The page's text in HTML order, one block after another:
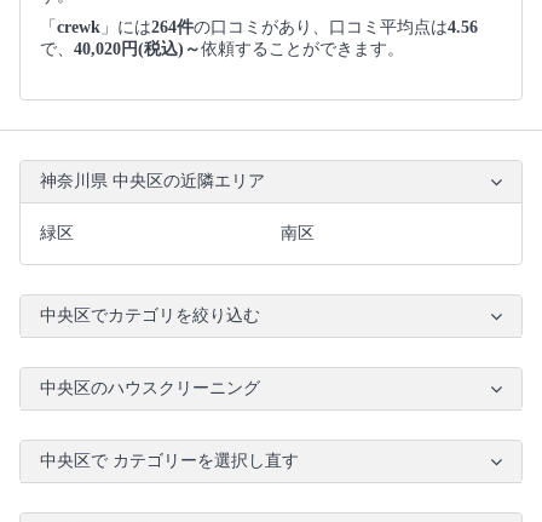
「crewk 」には264件の口コミがあり、口コミ平均点は4.56
で、 40,020円(税込)～依頼することができます。
神奈川県 中央区の近隣エリア
緑区 南区
中央区でカテゴリを絞り込む
中央区のハウスクリーニング
中央区で カテゴリーを選択し直す